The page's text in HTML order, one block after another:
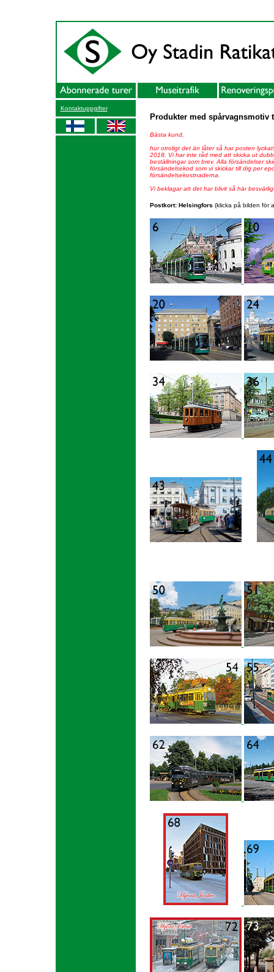
Kontaktuppgifter
Produkter med spårvagnsmotiv
Bästa kund,
hur otroligt det än låter så har posten
2018. Vi har inte råd med att skicka ut
beställningar som brev. Alla försändelser
försändelsekod som vi skickar till dig per
försändelsekostnaderna.
Vi beklagar att det har blivit så här
Postkort: Helsingfors (klicka på bilden för